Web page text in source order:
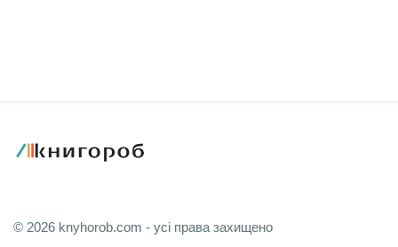
© 2026 knyhorob.com - усі права захищено